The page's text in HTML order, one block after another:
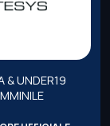
& UNDER19